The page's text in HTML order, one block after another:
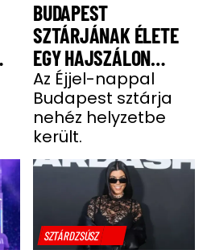
BUDAPEST
SZTÁRJÁNAK ÉLETE
EGY HAJSZÁLON
LÓGOTT – SÖTÉT
IDŐSZAKBÓL
MENEKÜLT MEG A
SZTÁRAPUKA
Az Éjjel-nappal
Budapest sztárja
nehéz helyzetbe
került.
SZTÁRDZSÚSZ